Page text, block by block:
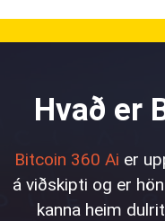
Hvað er
Bitcoin 360 Ai er
á viðskipti og er
kanna heim